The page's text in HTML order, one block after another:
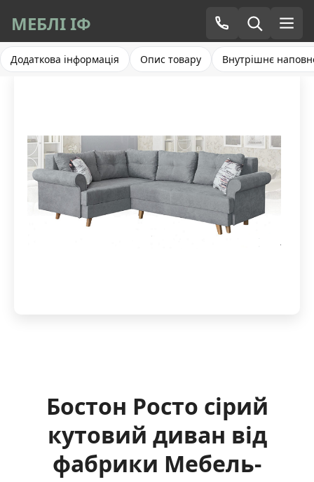
МЕБЛІ ІФ
Додаткова інформація Опис товару Внутрішнє
Бостон Росто сірий
кутовий диван від
фабрики Мебель-